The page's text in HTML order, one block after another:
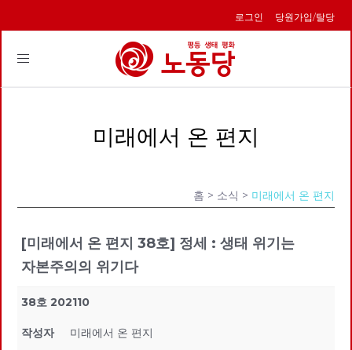
로그인 당원가입/탈당
Toggle
미래에서 온 편지
홈 > 소식 > 미래에서 온 편지
[미래에서 온 편지 38호] 정세 : 생태 위기는
자본주의의 위기다
38호 202110
작성자 미래에서 온 편지